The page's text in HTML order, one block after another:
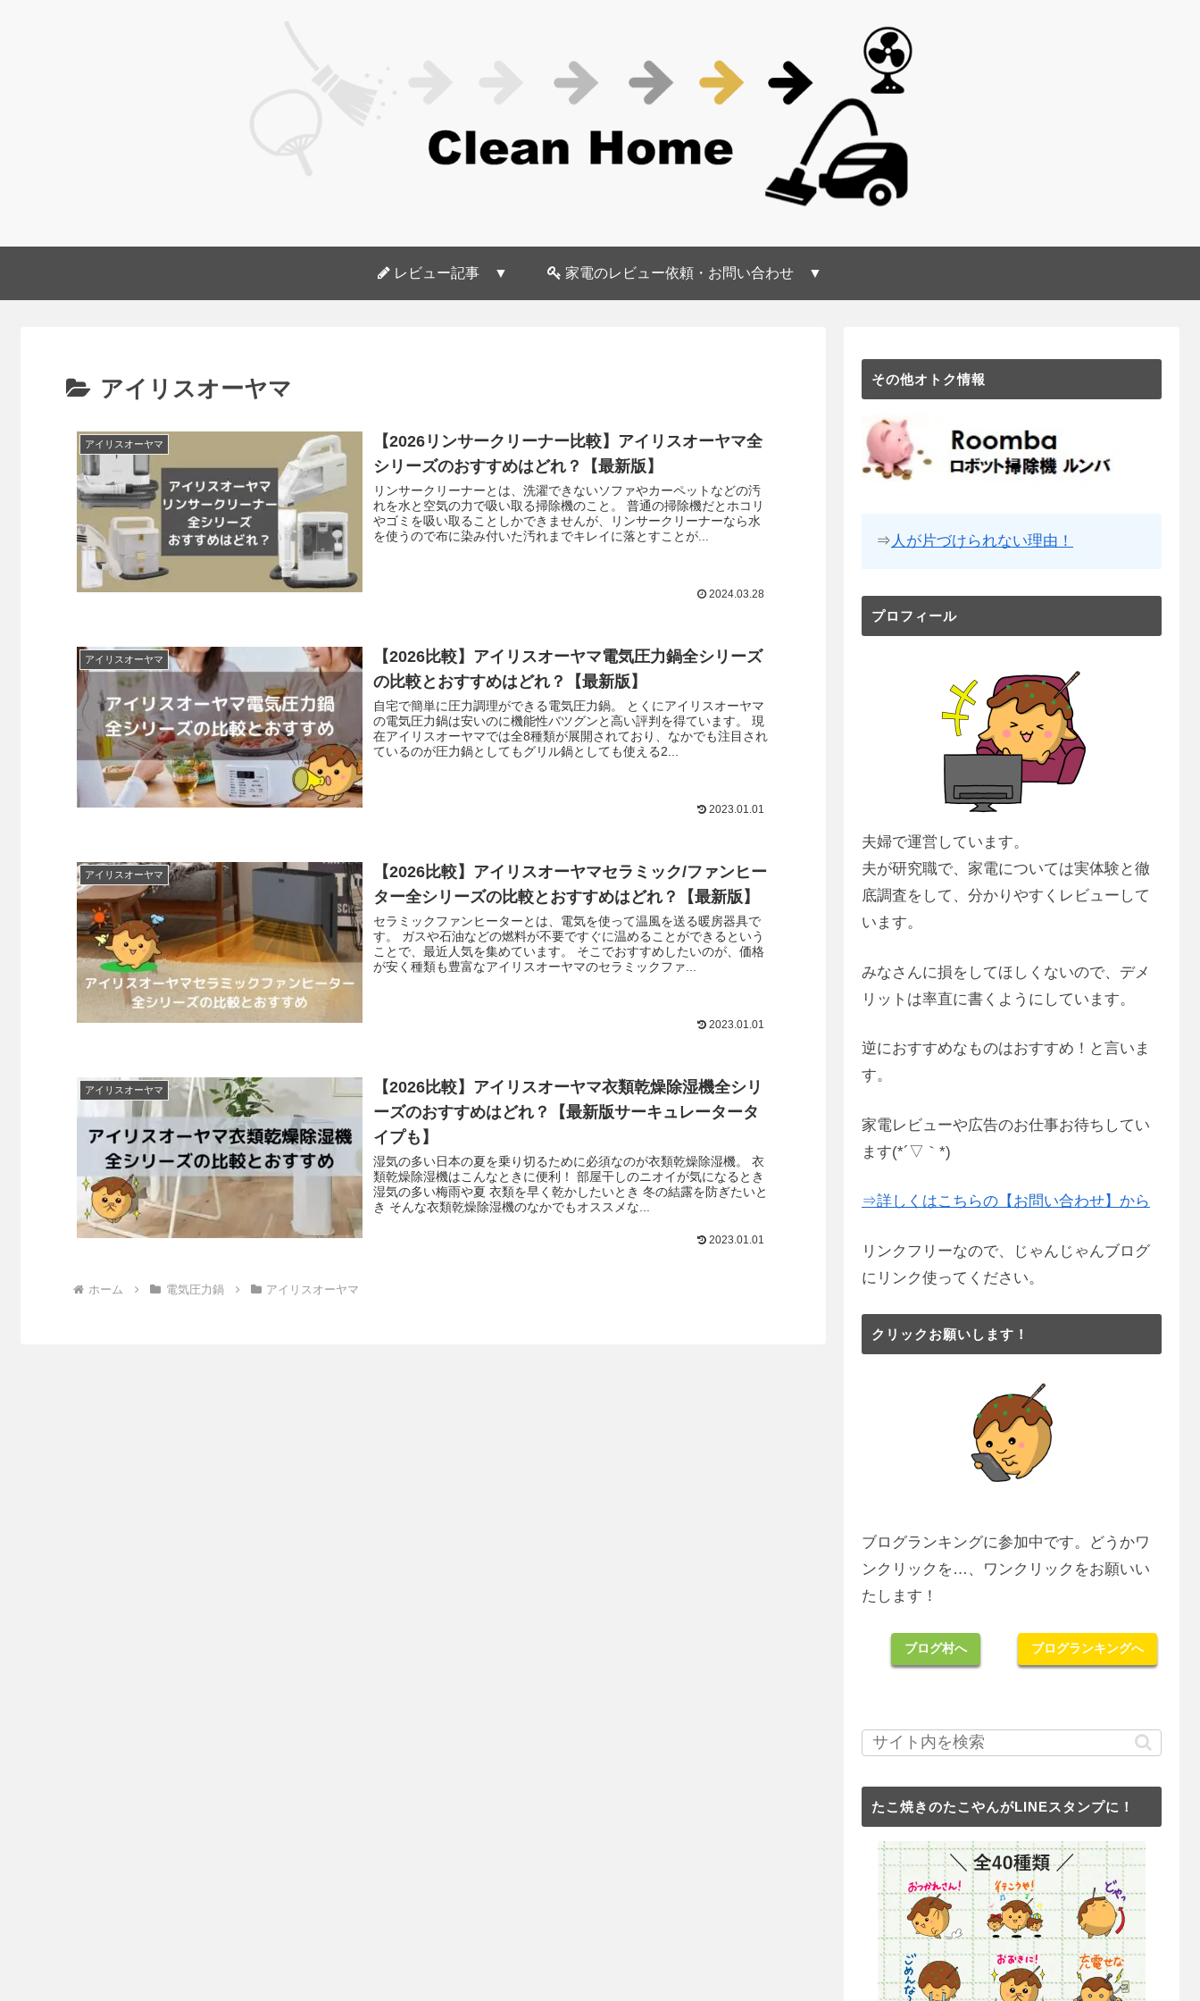
レビュー記事 ▼ 家電のレビュー依頼・お問い合わせ ▼
アイリスオーヤマ
アイリスオーヤマ
【2026リンサークリーナー比較】アイリスオーヤマ全
シリーズのおすすめはどれ？【最新版】
リンサークリーナーとは、洗濯できないソファやカーペットなどの汚
れを水と空気の力で吸い取る掃除機のこと。 普通の掃除機だとホコリ
やゴミを吸い取ることしかできませんが、リンサークリーナーなら水
を使うので布に染み付いた汚れまでキレイに落とすことが...
2024.03.28
アイリスオーヤマ
【2026比較】アイリスオーヤマ電気圧力鍋全シリーズ
の比較とおすすめはどれ？【最新版】
自宅で簡単に圧力調理ができる電気圧力鍋。 とくにアイリスオーヤマ
の電気圧力鍋は安いのに機能性バツグンと高い評判を得ています。 現
在アイリスオーヤマでは全8種類が展開されており、なかでも注目され
ているのが圧力鍋としてもグリル鍋としても使える2...
2023.01.01
アイリスオーヤマ
【2026比較】アイリスオーヤマセラミック/ファンヒー
ター全シリーズの比較とおすすめはどれ？【最新版】
セラミックファンヒーターとは、電気を使って温風を送る暖房器具で
す。 ガスや石油などの燃料が不要ですぐに温めることができるという
ことで、最近人気を集めています。 そこでおすすめしたいのが、価格
が安く種類も豊富なアイリスオーヤマのセラミックファ...
2023.01.01
アイリスオーヤマ
【2026比較】アイリスオーヤマ衣類乾燥除湿機全シリ
ーズのおすすめはどれ？【最新版サーキュレータータ
イプも】
湿気の多い日本の夏を乗り切るために必須なのが衣類乾燥除湿機。 衣
類乾燥除湿機はこんなときに便利！ 部屋干しのニオイが気になるとき
湿気の多い梅雨や夏 衣類を早く乾かしたいとき 冬の結露を防ぎたいと
き そんな衣類乾燥除湿機のなかでもオススメな...
2023.01.01
ホーム 電気圧力鍋 アイリスオーヤマ
その他オトク情報
⇒ 人が片づけられない理由！
プロフィール
夫婦で運営しています。
夫が研究職で、家電については実体験と徹
底調査をして、分かりやすくレビューして
います。
みなさんに損をしてほしくないので、デメ
リットは率直に書くようにしています。
逆におすすめなものはおすすめ！と言いま
す。
家電レビューや広告のお仕事お待ちしてい
ます(*´▽｀*)
⇒詳しくはこちらの【お問い合わせ】から
リンクフリーなので、じゃんじゃんブログ
にリンク使ってください。
クリックお願いします！
ブログランキングに参加中です。どうかワ
ンクリックを…、ワンクリックをお願いい
たします！
ブログ村へ ブログランキングへ
たこ焼きのたこやんがLINEスタンプに！